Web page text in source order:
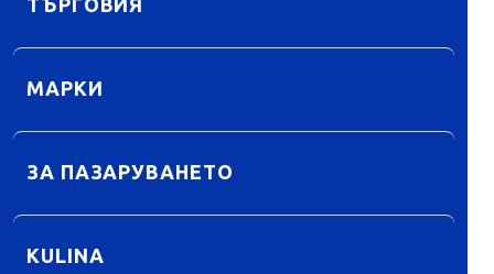
ТЪРГОВИЯ
МАРКИ
ЗА ПАЗАРУВАНЕТО
KULINA